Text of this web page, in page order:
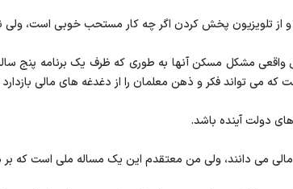
از تلویزیون پخش کردن اگر چه کار مستحب خوبی است، ولی
مشکل مسکن آنها به طوری که ظرف یک برنامه پنج
که می تواند فکر و ذهن معلمان را از دغدغه های مالی
دولت آینده باشد.
می دانند، ولی من معتقدم این یک مساله ملی است که بر